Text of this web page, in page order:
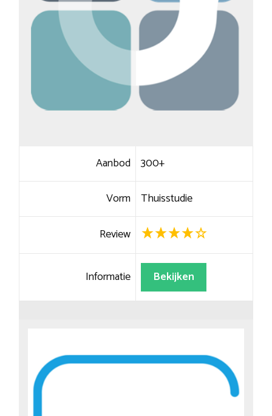
Aanbod 300+
Vorm Thuisstudie
Review
Informatie Bekijken